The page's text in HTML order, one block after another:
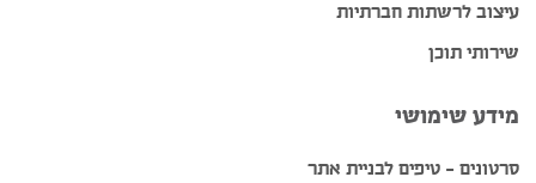
עיצוב לרשתות חברתיות
שירותי תוכן
מידע שימושי
סרטונים – טיפים לבניית אתר